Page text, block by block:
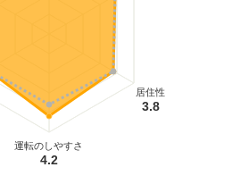
居住性
3.8
運転のしやすさ
4.2